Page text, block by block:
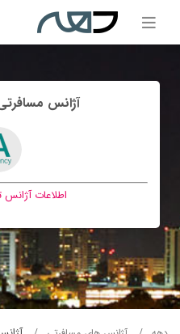
آژانس
اطلاعات